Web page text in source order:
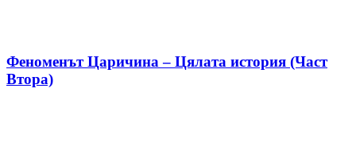
Феноменът Царичина – Цялата история (Част
Втора)